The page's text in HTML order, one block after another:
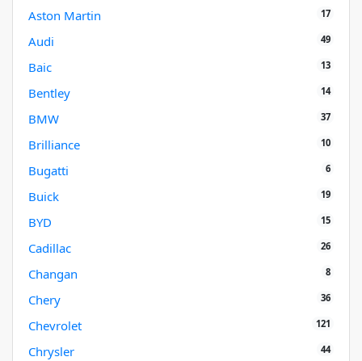
Aston Martin 17
Audi 49
Baic 13
Bentley 14
BMW 37
Brilliance 10
Bugatti 6
Buick 19
BYD 15
Cadillac 26
Changan 8
Chery 36
Chevrolet 121
Chrysler 44